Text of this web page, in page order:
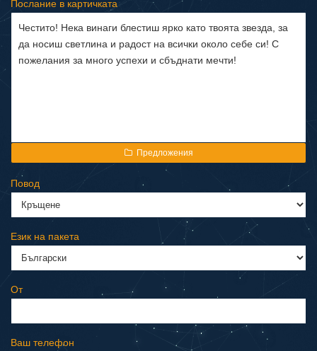
Послание в картичката
Предложения
Повод
Език на пакета
От
Ваш телефон